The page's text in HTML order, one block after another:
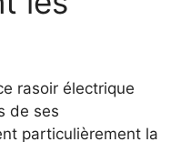
rasoir électrique
de ses
particulièrement la